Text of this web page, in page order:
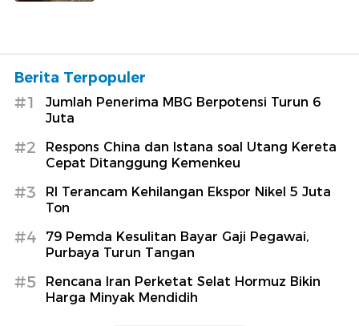
Berita Terpopuler
#1
Jumlah Penerima MBG Berpotensi Turun 6
Juta
#2
Respons China dan Istana soal Utang Kereta
Cepat Ditanggung Kemenkeu
#3
RI Terancam Kehilangan Ekspor Nikel 5 Juta
Ton
#4
79 Pemda Kesulitan Bayar Gaji Pegawai,
Purbaya Turun Tangan
#5
Rencana Iran Perketat Selat Hormuz Bikin
Harga Minyak Mendidih